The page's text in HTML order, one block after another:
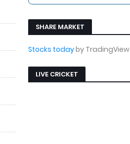
SHARE MARKET
Stocks todayby TradingView
LIVE CRICKET